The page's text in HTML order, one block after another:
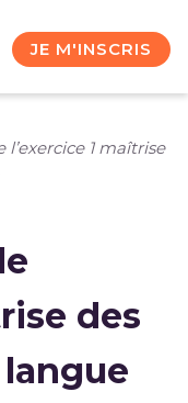
JE M'INSCRIS
l’exercice 1 maîtrise
des